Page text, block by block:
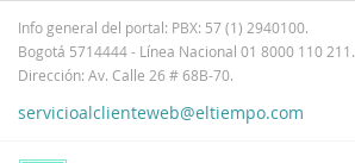
Info general del portal: PBX: 57 (1) 2940100.
Bogotá 5714444 - Línea Nacional 01 8000 110 211.
Dirección: Av. Calle 26 # 68B-70.
servicioalclienteweb@eltiempo.com